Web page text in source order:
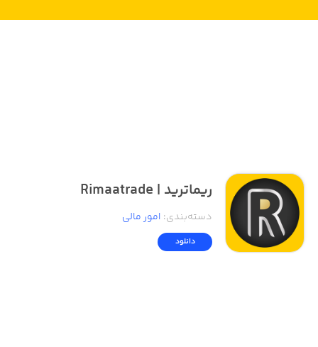
ریماترید |‌ Rimaatrade
دسته‌بندی: امور ‌مالی
دانلود